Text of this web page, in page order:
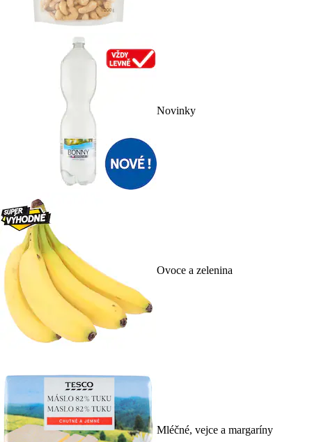
Novinky
Ovoce a zelenina
Mléčné, vejce a margaríny